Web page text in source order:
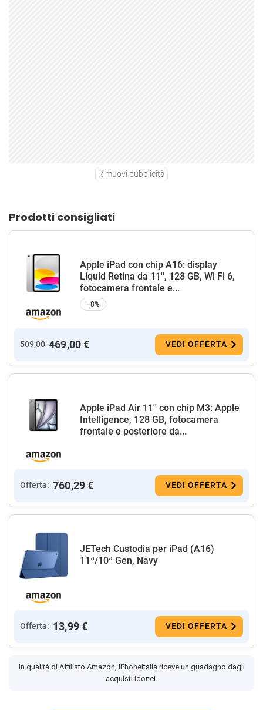
Rimuovi pubblicità
Prodotti consigliati
Apple iPad con chip A16: display
Liquid Retina da 11'', 128 GB, Wi Fi 6,
fotocamera frontale e...
−8%
509,00 469,00 € VEDI OFFERTA
Apple iPad Air 11'' con chip M3: Apple
Intelligence, 128 GB, fotocamera
frontale e posteriore da...
Offerta: 760,29 € VEDI OFFERTA
JETech Custodia per iPad (A16)
11ª/10ª Gen, Navy
Offerta: 13,99 € VEDI OFFERTA
In qualità di Affiliato Amazon, iPhoneItalia riceve un guadagno dagli
acquisti idonei.